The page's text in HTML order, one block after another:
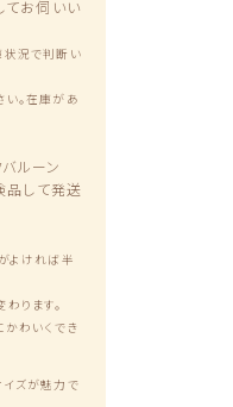
状況で判断い
。在庫があ
ーン
よければ半
ります。
わいくでき
ズが魅力で